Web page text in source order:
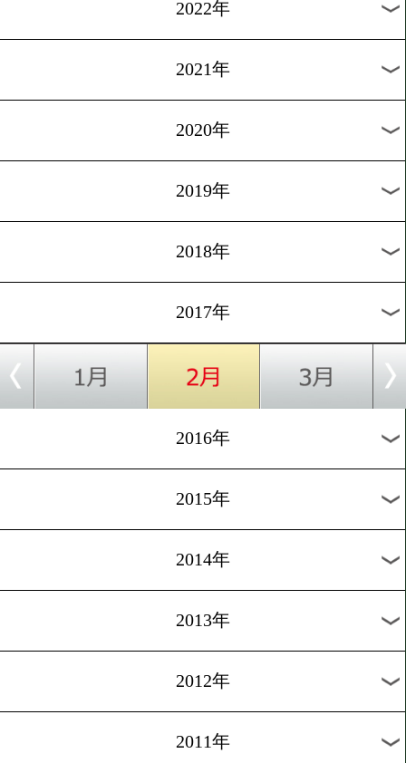
1
過去のニュース
2026年
2025年
2024年
2022年
2020年
2019年